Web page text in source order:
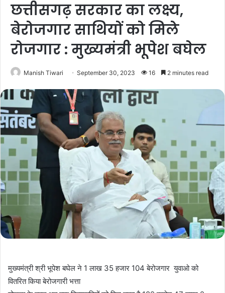
छत्तीसगढ़ सरकार का लक्ष्य,
बेरोजगार साथियों को मिले
रोजगार : मुख्यमंत्री भूपेश बघेल
Manish Tiwari September 30, 2023 16 2 minutes read
मुख्यमंत्री श्री भूपेश बघेल ने 1 लाख 35 हजार 104 बेरोजगार युवाओ को
वितरित किया बेरोजगारी भत्ता